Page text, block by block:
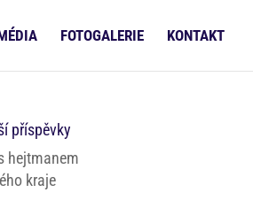
FOTOGALERIE KONTAKT
příspěvky
hejtmanem
kraje